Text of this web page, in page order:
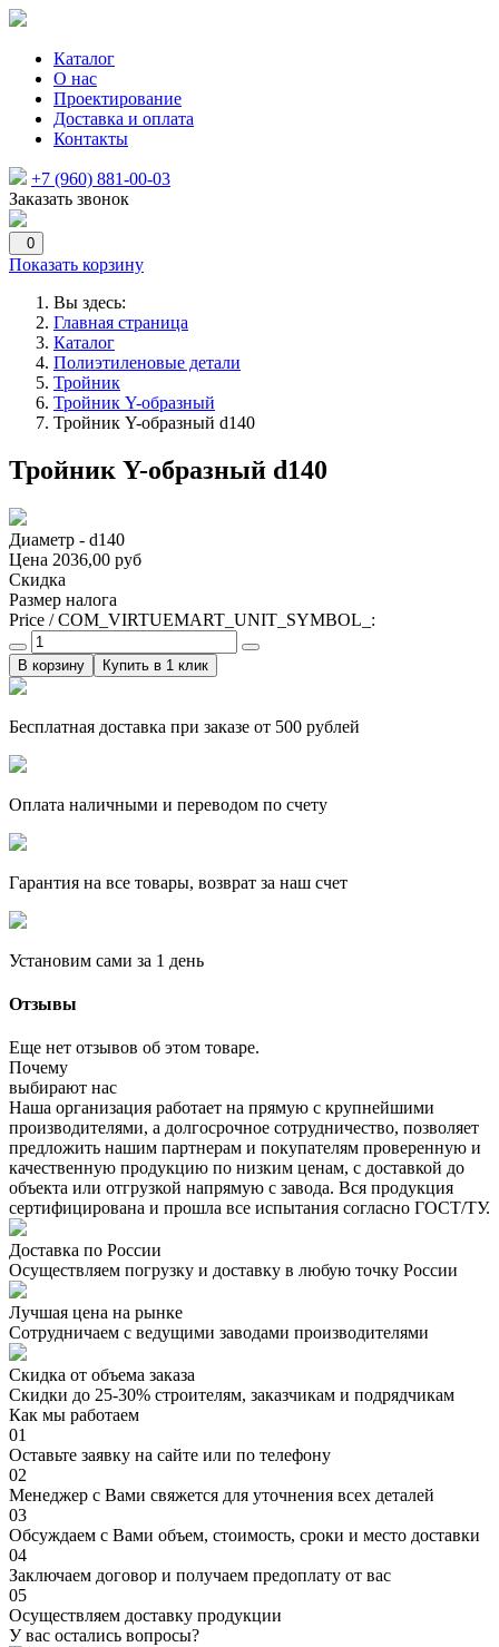
Каталог
О нас
Проектирование
Доставка и оплата
Контакты
+7 (960) 881-00-03
Заказать звонок
0
Показать корзину
Вы здесь:
Главная страница
Каталог
Полиэтиленовые детали
Тройник
Тройник Y-образный
Тройник Y-образный d140
Тройник Y-образный d140
Диаметр - d140
Цена 2036,00 руб
Скидка
Размер налога
Price / COM_VIRTUEMART_UNIT_SYMBOL_:
Купить в 1 клик
Бесплатная доставка при заказе от 500 рублей
Оплата наличными и переводом по счету
Гарантия на все товары, возврат за наш счет
Установим сами за 1 день
Отзывы
Еще нет отзывов об этом товаре.
Почему
выбирают нас
Наша организация работает на прямую с крупнейшими
производителями, а долгосрочное сотрудничество, позволяет
предложить нашим партнерам и покупателям проверенную и
качественную продукцию по низким ценам, с доставкой до
объекта или отгрузкой напрямую с завода. Вся продукция
сертифицирована и прошла все испытания согласно ГОСТ/ТУ.
Доставка по России
Осуществляем погрузку и доставку в любую точку России
Лучшая цена на рынке
Сотрудничаем с ведущими заводами производителями
Скидка от объема заказа
Скидки до 25-30% строителям, заказчикам и подрядчикам
Как мы работаем
01
Оставьте заявку на сайте или по телефону
02
Менеджер с Вами свяжется для уточнения всех деталей
03
Обсуждаем с Вами объем, стоимость, сроки и место доставки
04
Заключаем договор и получаем предоплату от вас
05
Осуществляем доставку продукции
У вас остались вопросы?